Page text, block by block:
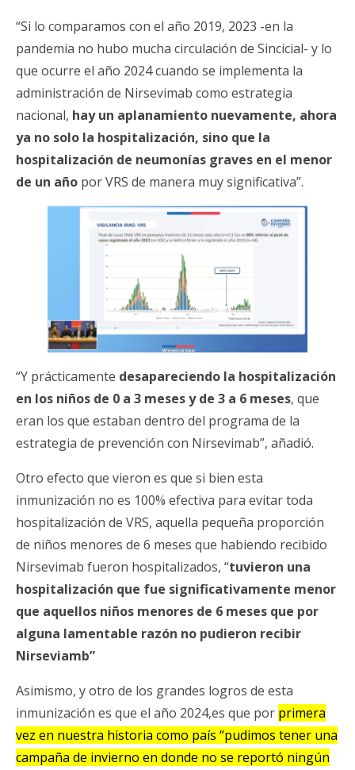
“Si lo comparamos con el año 2019, 2023 -en la
pandemia no hubo mucha circulación de Sincicial- y lo
que ocurre el año 2024 cuando se implementa la
administración de Nirsevimab como estrategia
nacional, hay un aplanamiento nuevamente, ahora
ya no solo la hospitalización, sino que la
hospitalización de neumonías graves en el menor
de un año por VRS de manera muy significativa”.
“Y prácticamente desapareciendo la hospitalización
en los niños de 0 a 3 meses y de 3 a 6 meses, que
eran los que estaban dentro del programa de la
estrategia de prevención con Nirsevimab”, añadió.
Otro efecto que vieron es que si bien esta
inmunización no es 100% efectiva para evitar toda
hospitalización de VRS, aquella pequeña proporción
de niños menores de 6 meses que habiendo recibido
Nirsevimab fueron hospitalizados, “tuvieron una
hospitalización que fue significativamente menor
que aquellos niños menores de 6 meses que por
alguna lamentable razón no pudieron recibir
Nirseviamb”
Asimismo, y otro de los grandes logros de esta
inmunización es que el año 2024,es que por primera
vez en nuestra historia como país “pudimos tener una
campaña de invierno en donde no se reportó ningún